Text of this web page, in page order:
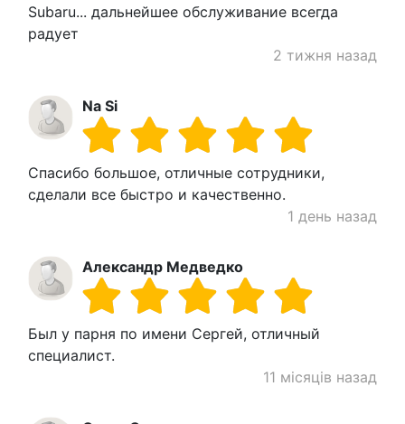
Subaru... дальнейшее обслуживание всегда
радует
2 тижня назад
Na Si
Спасибо большое, отличные сотрудники,
сделали все быстро и качественно.
1 день назад
Александр Медведко
Был у парня по имени Сергей, отличный
специалист.
11 місяців назад